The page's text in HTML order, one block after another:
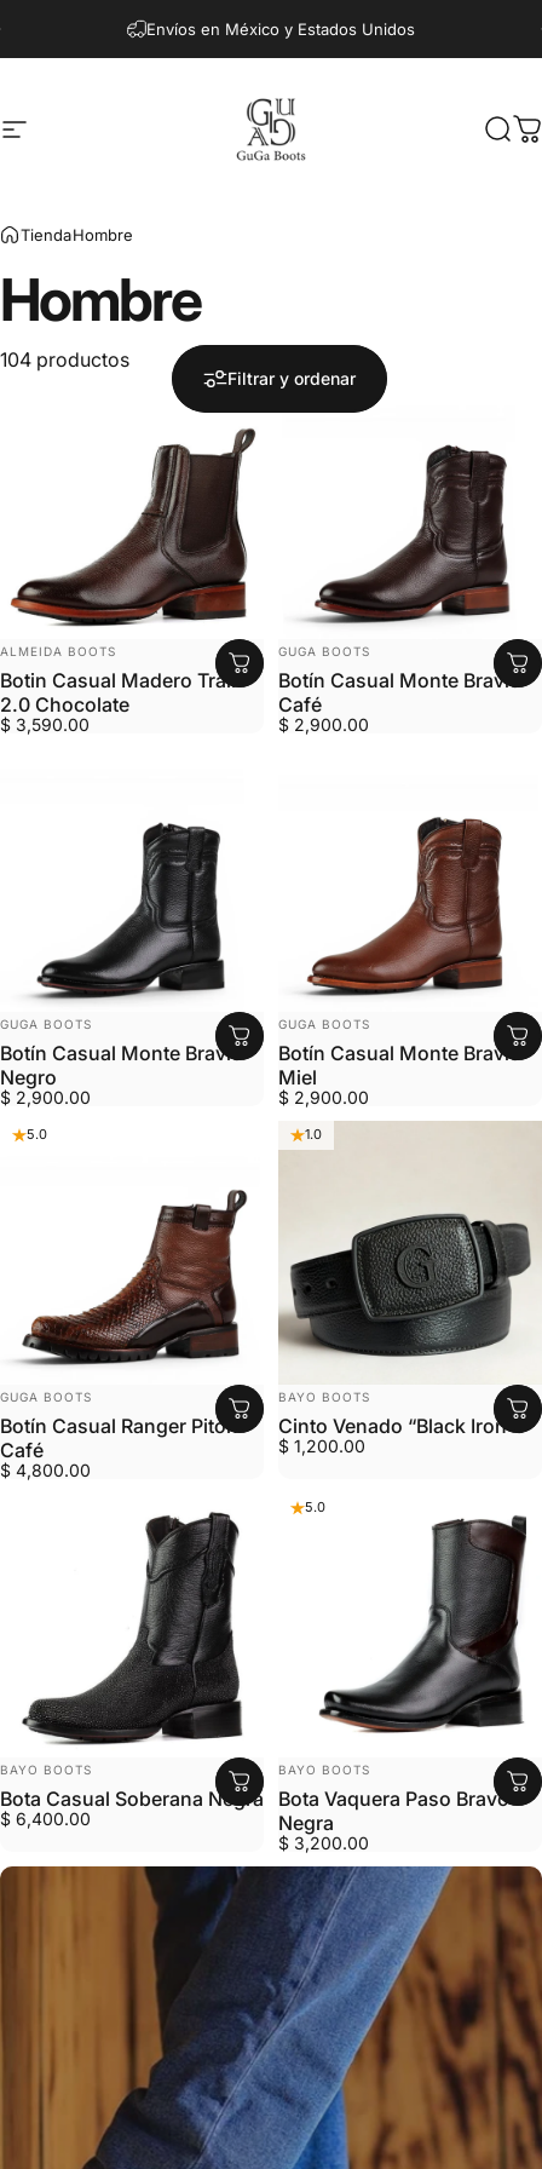
Envíos en México y Estados Unidos
Navegación Guga Boots
TiendaHombre
Hombre
Filtrar y ordenar
104 productos
MARCA:
ALMEIDA BOOTS
Botin Casual Madero Trail
2.0 Chocolate
$ 3,590.00
MARCA:
GUGA BOOTS
Botín Casual Monte Bravío
Café
$ 2,900.00
MARCA:
GUGA BOOTS
Botín Casual Monte Bravío
Negro
$ 2,900.00
MARCA:
GUGA BOOTS
Botín Casual Monte Bravío
Miel
$ 2,900.00
5.0
MARCA:
GUGA BOOTS
Botín Casual Ranger Pitón
Café
$ 4,800.00
1.0
MARCA:
BAYO BOOTS
Cinto Venado “Black Iron G”
$ 1,200.00
MARCA:
BAYO BOOTS
Bota Casual Soberana Negra
$ 6,400.00
5.0
MARCA:
BAYO BOOTS
Bota Vaquera Paso Bravo
Negra
$ 3,200.00